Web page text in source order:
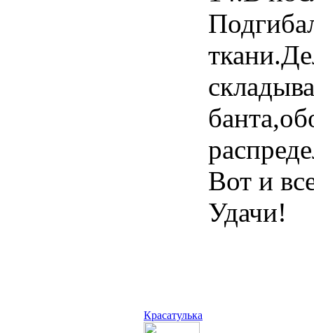
Вот и
Удачи!
Красатулька